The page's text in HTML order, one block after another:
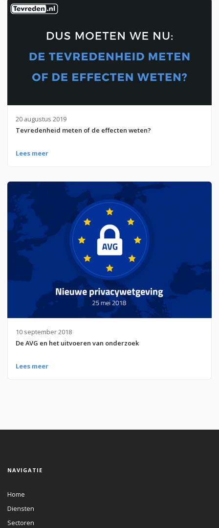
20 augustus 2019
Tevredenheid meten of de effecten weten?
Lees meer
10 september 2018
De AVG en het uitvoeren van onderzoek
Lees meer
NAVIGATIE
Home
Diensten
Sectoren